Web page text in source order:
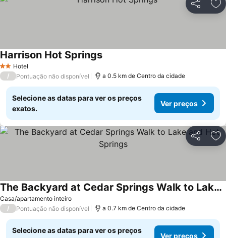
Partilhar
2 Estrelas
Hotel
Harrison Hot Springs
/ Pontuação não disponível a 0.5 km de Centro da cidade
Selecione as datas para ver os preços
exatos.
Ver preços
Partilhar
Casa/apartamento inteiro
The Backyard at Cedar Springs Walk to Lake and Hot Springs
/ Pontuação não disponível a 0.7 km de Centro da cidade
Selecione as datas para ver os preços
Ver preços